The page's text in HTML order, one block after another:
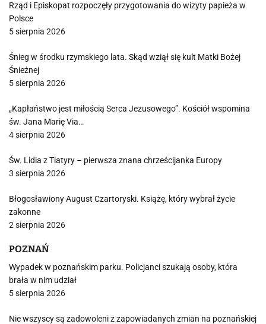
Rząd i Episkopat rozpoczęły przygotowania do wizyty papieża w
Polsce
5 sierpnia 2026
Śnieg w środku rzymskiego lata. Skąd wziął się kult Matki Bożej
Śnieżnej
5 sierpnia 2026
„Kapłaństwo jest miłością Serca Jezusowego”. Kościół wspomina
św. Jana Marię Via…
4 sierpnia 2026
Św. Lidia z Tiatyry – pierwsza znana chrześcijanka Europy
3 sierpnia 2026
Błogosławiony August Czartoryski. Książę, który wybrał życie
zakonne
2 sierpnia 2026
POZNAŃ
Wypadek w poznańskim parku. Policjanci szukają osoby, która
brała w nim udział
5 sierpnia 2026
Nie wszyscy są zadowoleni z zapowiadanych zmian na poznańskiej